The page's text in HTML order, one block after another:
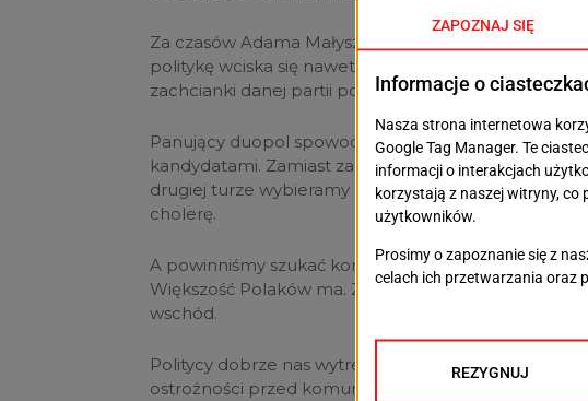
Za czasów Adama Małysza, „małyszomania” i skoki
politykę wciska się nawet do sportu. Wygrana kogoś
zachcianki danej partii politycznej.
Panujący duopol spowodował, że wybory stały się
kandydatami. Zamiast zagłosować na kogoś, kto
drugiej turze wybieramy „mniejsze zło”.
cholerę.
A powinniśmy szukać kompromisu, nie podziału.
Większość Polaków ma. Zamiast tego jesteśmy
wschód.
Politycy dobrze nas wytresowali. Okrągłe 36 lat
ostrożności przed komunistami w maszynę